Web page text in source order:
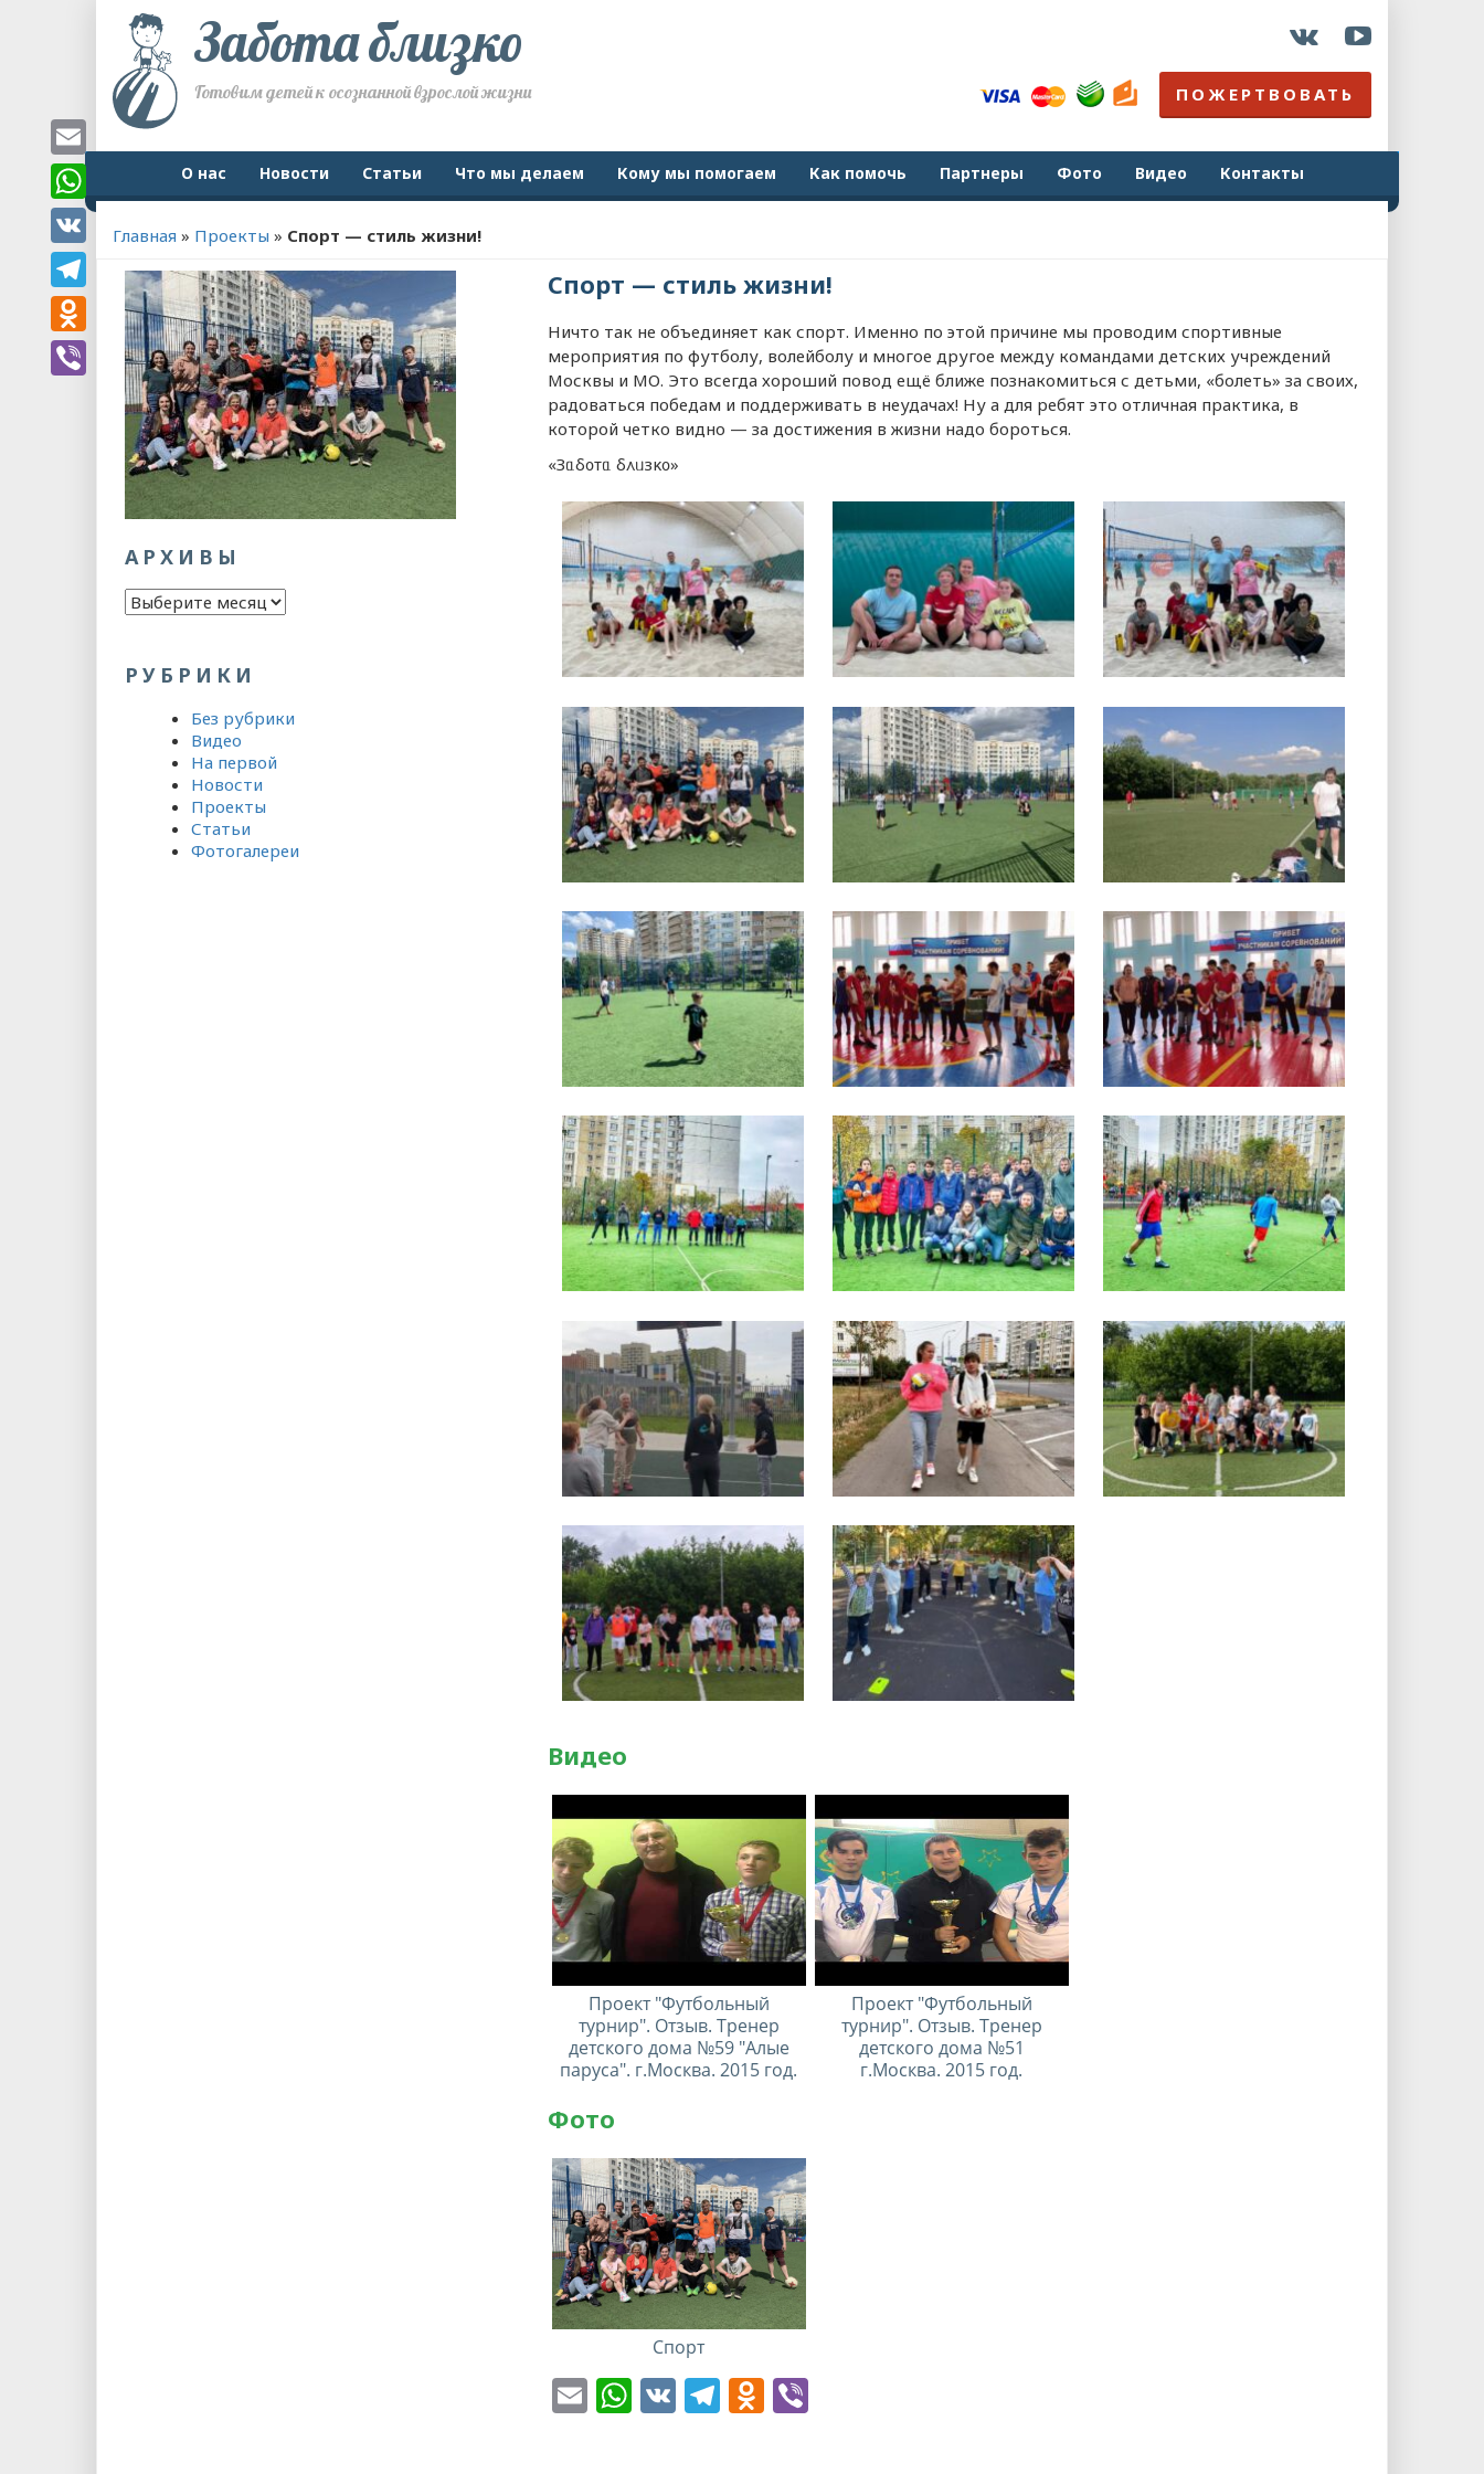
Забота близко
Готовим детей к осознанной взрослой жизни ПОЖЕРТВОВАТЬ
О нас Новости Статьи Что мы делаем Кому мы помогаем Как помочь Партнеры Фото Видео Контакты
Главная » Проекты » Спорт — стиль жизни!
Спорт — стиль жизни!
Ничто так не объединяет как спорт. Именно по этой причине мы проводим спортивные
мероприятия по футболу, волейболу и многое другое между командами детских учреждений
Москвы и МО. Это всегда хороший повод ещё ближе познакомиться с детьми, «болеть» за своих,
радоваться победам и поддерживать в неудачах! Ну а для ребят это отличная практика, в
которой четко видно — за достижения в жизни надо бороться.
«Зᥲδ᧐ᴛᥲ δ᧘ᥙзκ᧐»
Видео
Проект "Футбольный
турнир". Отзыв. Тренер
детского дома №59 "Алые
паруса". г.Москва. 2015 год.
Проект "Футбольный
турнир". Отзыв. Тренер
детского дома №51
г.Москва. 2015 год.
Фото
Спорт
EmailWhatsApp
VKTelegram
Odnoklassniki
Viber
АРХИВЫ
Архивы
РУБРИКИ
Без рубрики
Видео
На первой
Новости
Проекты
Статьи
Фотогалереи
Email
WhatsApp
VK
Telegram
Odnoklassniki